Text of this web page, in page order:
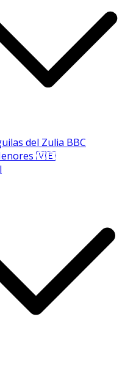
del Zulia BBC
🇻🇪